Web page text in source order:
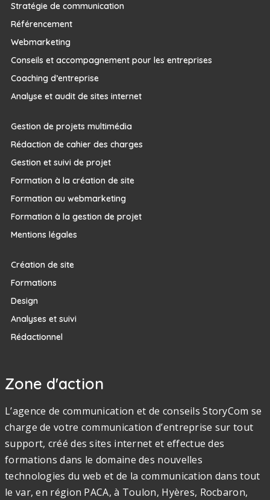
Stratégie de communication
Référencement
Webmarketing
Conseils et accompagnement pour les entreprises
Coaching d’entreprise
Analyse et audit de sites internet
Gestion de projets multimédia
Rédaction de cahier des charges
Gestion et suivi de projet
Formation à la création de site
Formation au webmarketing
Formation à la gestion de projet
Mentions légales
Création de site
Formations
Design
Analyses et suivi
Rédactionnel
Zone d'action
L’agence de communication et de conseils StoryCom se
charge de votre communication d’entreprise sur tout
support, créé des sites internet et effectue des
formations dans le domaine des nouvelles
technologies du web et de la communication dans tout
le var, en région PACA, à Toulon, Hyères, Rocbaron,